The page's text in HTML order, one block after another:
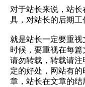
对于站长来说，站
具，对站长的后期工
就是站长一定要重
时候，要重视在每篇
请勿转载，转载请注
定的好处，网站‍‍有
章，站长在文章的结